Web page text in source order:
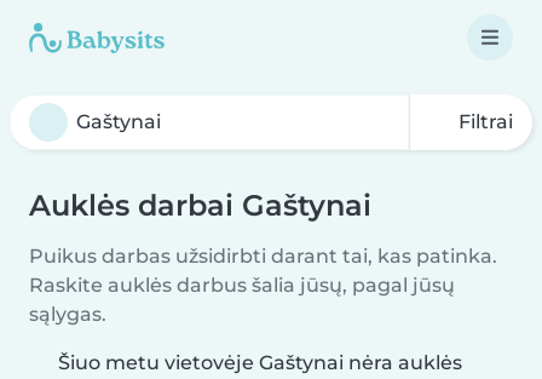
Filtrai
Auklės darbai Gaštynai
Puikus darbas užsidirbti darant tai, kas patinka.
Raskite auklės darbus šalia jūsų, pagal jūsų
sąlygas.
Šiuo metu vietovėje Gaštynai nėra auklės